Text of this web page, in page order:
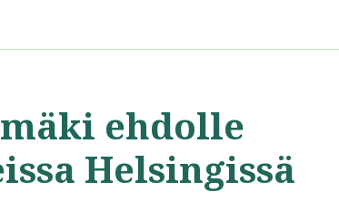
ehdolle
Helsingissä